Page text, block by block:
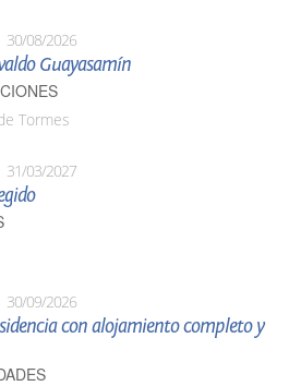
30/08/2026
Guayasamín
Tormes
31/03/2027
30/09/2026
con alojamiento completo y